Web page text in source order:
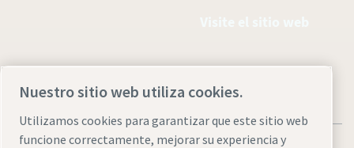
Nuestro sitio web utiliza cookies.
Utilizamos cookies para garantizar que este sitio web
funcione correctamente, mejorar su experiencia y